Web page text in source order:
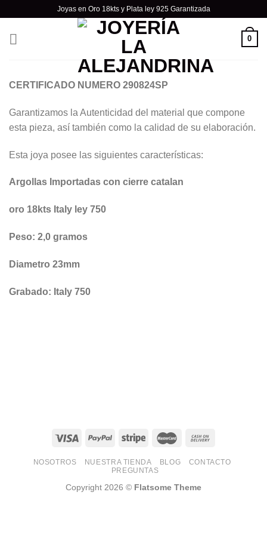
content
Joyas en Oro 18kts y Plata ley 925 Garantizada
0
CERTIFICADO NUMERO 290824SP
Garantizamos la Autenticidad del material que compone
esta pieza, así también como la calidad de su elaboración.
Esta joya posee las siguientes características:
Argollas Importadas con cierre catalan
oro 18kts Italy ley 750
Peso: 2,0 gramos
Diametro 23mm
Grabado: Italy 750
NOSOTROS NUESTRA TIENDA BLOG
CONTACTO
PREGUNTAS
Copyright 2026 © Flatsome Theme